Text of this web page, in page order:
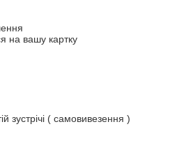
на вашу картку
зустрічі ( самовивезення )